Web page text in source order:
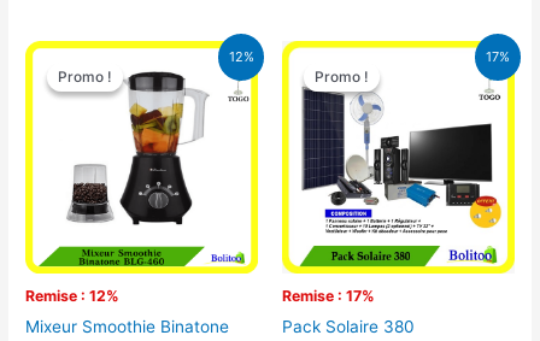
12%
Promo !
Remise : 12%
Promo !
Mixeur Smoothie Binatone
Le
prix
initial
était :
25.000 CFA.
Le
prix
actuel
est :
17%
Promo !
Remise : 17%
Promo !
Pack Solaire 380
Le
initial
était :
430.000 CFA.
Le
prix
actuel
355.000